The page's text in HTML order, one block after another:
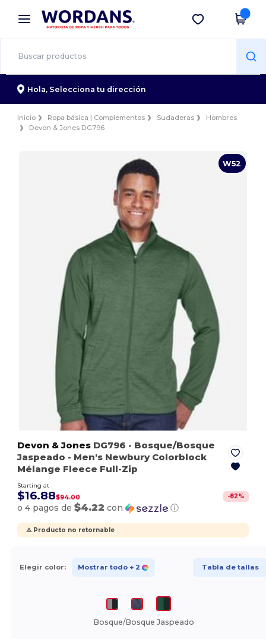
× App de Wordans
¡Mejores precios en app!
Descargar app
Hola, Selecciona tu dirección
Inicio Ropa básica | Complementos Sudaderas
Hombres
Devon & Jones DG796
W52
Devon & Jones DG796 - Bosque/Bosque
Jaspeado - Men's Newbury Colorblock
Mélange Fleece Full-Zip
Starting at
$16.88$94.00 -82%
o 4 pagos de$4.22 con ⓘ
⚠️ Producto no retornable
Elegir color: Mostrar todo + 2 Tabla de tallas
Bosque/Bosque Jaspeado